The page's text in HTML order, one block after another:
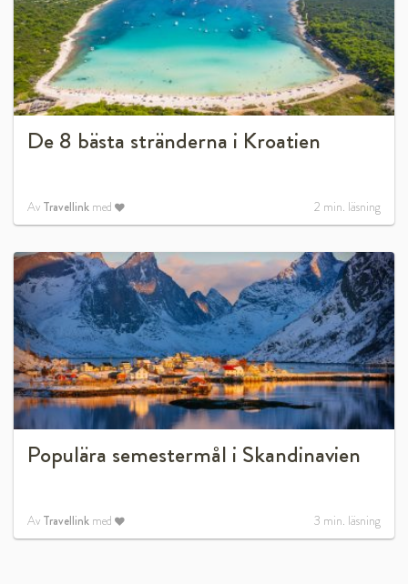
De 8 bästa stränderna i Kroatien
Av Travellink med 2 min. läsning
Populära semestermål i Skandinavien
Av Travellink med 3 min. läsning